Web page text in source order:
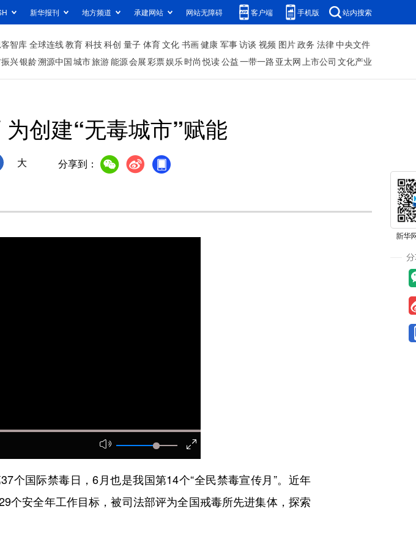
新华报刊 地方频道 承建网站 网站无障碍 客户端 手机版 站内搜索
智库 全球连线教育 科技科创 量子 体育文化 书画健康 军事访谈 视频 图片政务 法律中央文件
兴银龄溯源中国城市旅游能源会展彩票娱乐时尚 悦读公益一带一路 亚太网上市公司 文化产业
创建“无毒城市”赋能
大 分享到：
国际禁毒日，6月也是我国第14个“全民禁毒宣传月”。近年
个安全年工作目标，被司法部评为全国戒毒所先进集体，探索